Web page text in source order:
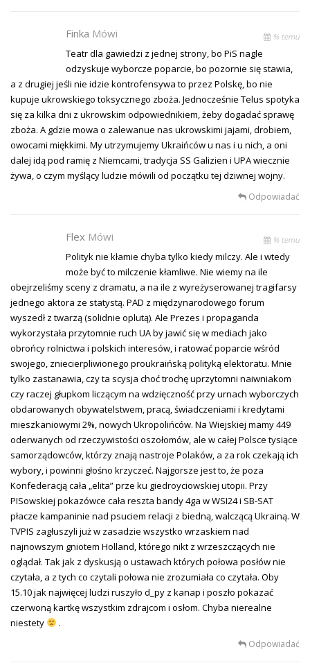
Finka Mówi % temu
Teatr dla gawiedzi z jednej strony, bo PiS nagle
odzyskuje wyborcze poparcie, bo pozornie się stawia,
a z drugiej jeśli nie idzie kontrofensywa to przez Polskę, bo nie
kupuje ukrowskiego toksycznego zboża. Jednocześnie Telus spotyka
się za kilka dni z ukrowskim odpowiednikiem, żeby dogadać sprawę
zboża. A gdzie mowa o zalewanue nas ukrowskimi jajami, drobiem,
owocami miękkimi. My utrzymujemy Ukraińców u nas i u nich, a oni
dalej idą pod ramię z Niemcami, tradycja SS Galizien i UPA wiecznie
żywa, o czym myślący ludzie mówili od początku tej dziwnej wojny.
Odpowiadać
Flex Mówi % temu
Polityk nie kłamie chyba tylko kiedy milczy. Ale i wtedy
może być to milczenie kłamliwe. Nie wiemy na ile
obejrzeliśmy sceny z dramatu, a na ile z wyreżyserowanej tragifarsy
jednego aktora ze statystą. PAD z międzynarodowego forum
wyszedł z twarzą (solidnie oplutą). Ale Prezes i propaganda
wykorzystała przytomnie ruch UA by jawić się w mediach jako
obrońcy rolnictwa i polskich interesów, i ratować poparcie wśród
swojego, zniecierpliwionego proukraińską polityką elektoratu. Mnie
tylko zastanawia, czy ta scysja choć trochę uprzytomni naiwniakom
czy raczej głupkom liczącym na wdzięczność przy urnach wyborczych
obdarowanych obywatelstwem, pracą, świadczeniami i kredytami
mieszkaniowymi 2%, nowych Ukropolińców. Na Wiejskiej mamy 449
oderwanych od rzeczywistości oszołomów, ale w całej Polsce tysiące
samorządowców, którzy znają nastroje Polaków, a za rok czekają ich
wybory, i powinni głośno krzyczeć. Najgorsze jest to, że poza
Konfederacją cała „elita” prze ku giedroyciowskiej utopii. Przy
PISowskiej pokazówce cała reszta bandy 4ga w WSI24 i SB-SAT
płacze kampaninie nad psuciem relacji z biedną, walczącą Ukrainą. W
TVPIS zagłuszyli już w zasadzie wszystko wrzaskiem nad
najnowszym gniotem Holland, którego nikt z wrzeszczących nie
oglądał. Tak jak z dyskusją o ustawach których połowa posłów nie
czytała, a z tych co czytali połowa nie zrozumiała co czytała. Oby
15.10 jak najwięcej ludzi ruszyło d_py z kanap i poszło pokazać
czerwoną kartkę wszystkim zdrajcom i osłom. Chyba nierealne
niestety
.
Odpowiadać